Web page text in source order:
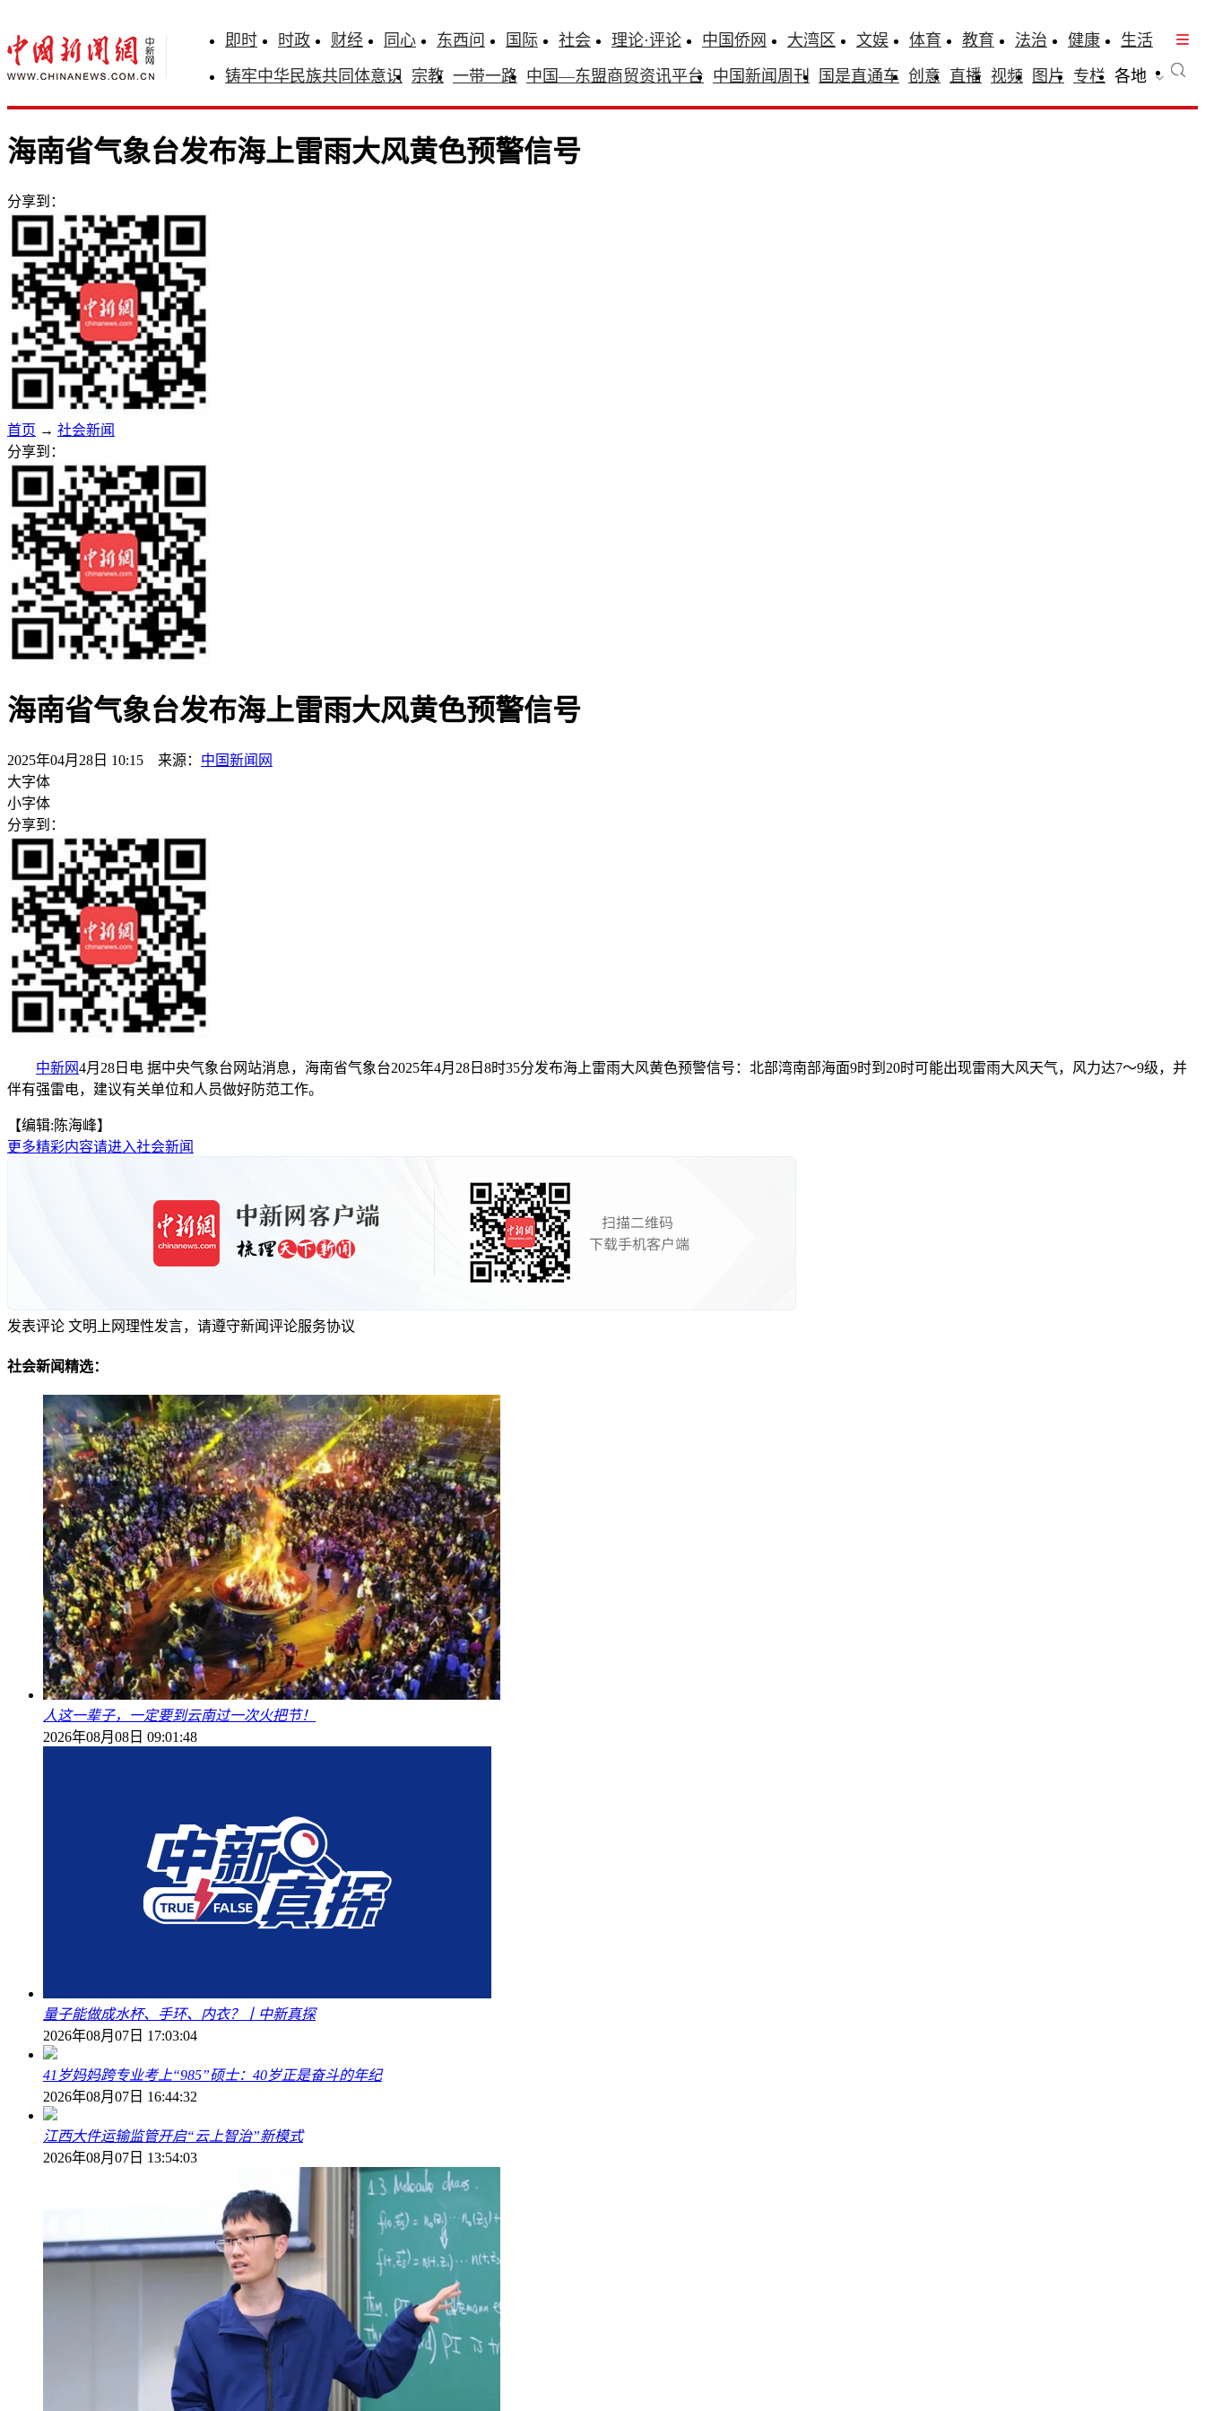
即时 时政 财经 同心 东西问 国际 社会 理论·评论 中国侨网 大湾区 文娱 体育 教育 法治 健康
生活
铸牢中华民族共同体意识 宗教 一带一路 中国—东盟商贸资讯平台 中国新闻周刊 国是直通车 创意 直播 视频 图片 专栏 各地
海南省气象台发布海上雷雨大风黄色预警信号
分享到：
首页 → 社会新闻
分享到：
海南省气象台发布海上雷雨大风黄色预警信号
2025年04月28日 10:15 来源： 中国新闻网
大字体
小字体
分享到：
中新网4月28日电 据中央气象台网站消息，海南省气象台2025年4月28日8时35分发布海上雷雨大风黄色预警信号：北部湾南部海面9时到20时可能出现雷雨大风天气，风力达7～9级，并
伴有强雷电，建议有关单位和人员做好防范工作。
【编辑:陈海峰】
更多精彩内容请进入社会新闻
发表评论 文明上网理性发言，请遵守新闻评论服务协议
社会新闻精选：
人这一辈子，一定要到云南过一次火把节！
2026年08月08日 09:01:48
量子能做成水杯、手环、内衣？丨中新真探
2026年08月07日 17:03:04
41岁妈妈跨专业考上“985”硕士：40岁正是奋斗的年纪
2026年08月07日 16:44:32
江西大件运输监管开启“云上智治”新模式
2026年08月07日 13:54:03